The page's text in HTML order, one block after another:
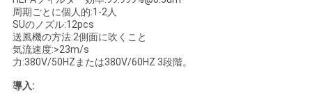
ュ
ー
ス
周期ごとに個人的:1-2人
SUのノズル:12pcs
送風機の方法:2側面に吹くこと
気流速度:>23m/s
力:380V/50HZまたは380V/60HZ 3段階。
導入: